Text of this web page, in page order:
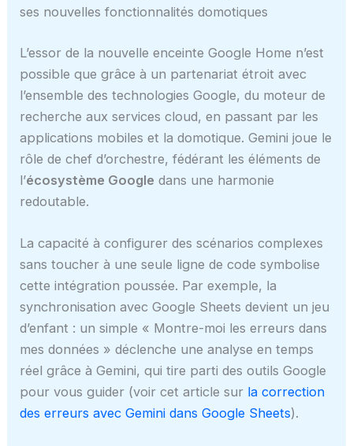
ses nouvelles fonctionnalités domotiques
L’essor de la nouvelle enceinte Google Home n’est
possible que grâce à un partenariat étroit avec
l’ensemble des technologies Google, du moteur de
recherche aux services cloud, en passant par les
applications mobiles et la domotique. Gemini joue le
rôle de chef d’orchestre, fédérant les éléments de
l’écosystème Google dans une harmonie
redoutable.
La capacité à configurer des scénarios complexes
sans toucher à une seule ligne de code symbolise
cette intégration poussée. Par exemple, la
synchronisation avec Google Sheets devient un jeu
d’enfant : un simple « Montre-moi les erreurs dans
mes données » déclenche une analyse en temps
réel grâce à Gemini, qui tire parti des outils Google
pour vous guider (voir cet article sur la correction
des erreurs avec Gemini dans Google Sheets).